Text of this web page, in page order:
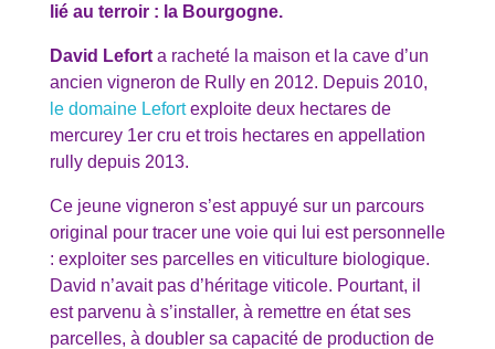
lié au terroir : la Bourgogne.
David Lefort a racheté la maison et la cave d’un
ancien vigneron de Rully en 2012. Depuis 2010,
le domaine Lefortexploite deux hectares de
mercurey 1er cru et trois hectares en appellation
rully depuis 2013.
Ce jeune vigneron s’est appuyé sur un parcours
original pour tracer une voie qui lui est personnelle
: exploiter ses parcelles en viticulture biologique.
David n’avait pas d’héritage viticole. Pourtant, il
est parvenu à s’installer, à remettre en état ses
parcelles, à doubler sa capacité de production de